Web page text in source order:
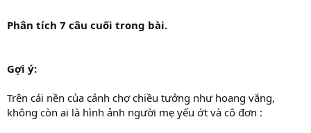
r
Phân tích 7 câu cuối trong bài.
Gợi ý:
Trên cái nền của cảnh chợ chiều tưởng như hoang vắng,
không còn ai là hình ảnh người mẹ yếu ớt và cô đơn :